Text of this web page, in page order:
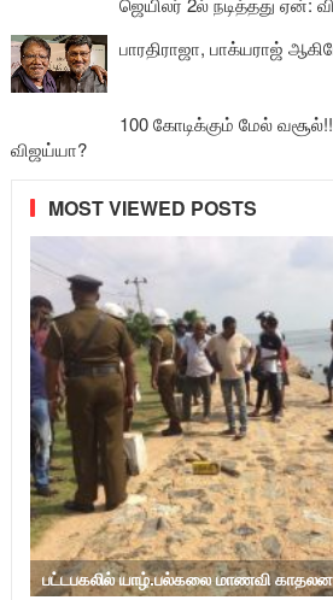
பாரதிராஜா, பாக்யராஜ்
100 கோடிக்கும் மேல்
விஜய்யா?
MOST VIEWED POSTS
பட்டபகலில் யாழ்.பல்கலை மாணவி